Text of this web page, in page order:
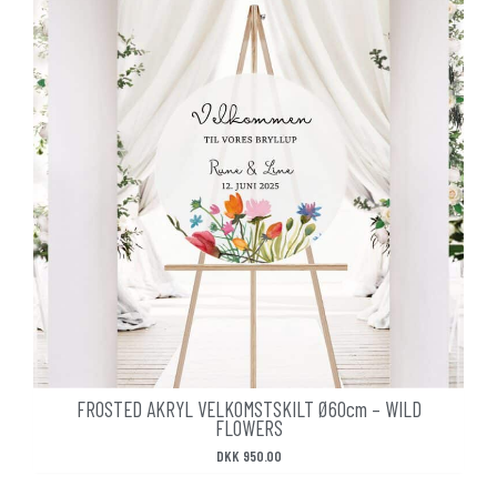
FROSTED AKRYL VELKOMSTSKILT Ø60cm – WILD
FLOWERS
DKK 950.00